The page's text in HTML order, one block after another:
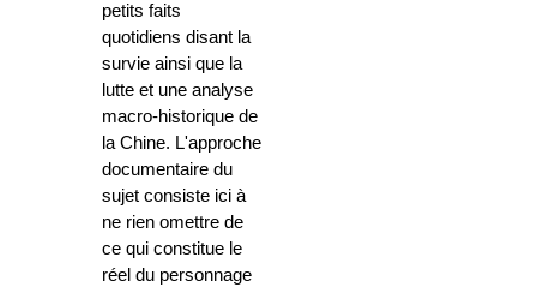
petits faits
quotidiens disant la
survie ainsi que la
lutte et une analyse
macro-historique de
la Chine. L'approche
documentaire du
sujet consiste ici à
ne rien omettre de
ce qui constitue le
réel du personnage